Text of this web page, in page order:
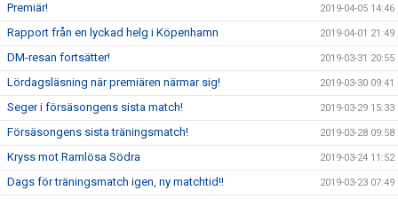
Premiär! 2019-04-05 14:46
Rapport från en lyckad helg i Köpenhamn 2019-04-01 21:49
DM-resan fortsätter! 2019-03-31 20:55
Lördagsläsning när premiären närmar sig! 2019-03-30 09:41
Seger i försäsongens sista match! 2019-03-29 15:33
Försäsongens sista träningsmatch! 2019-03-28 09:58
Kryss mot Ramlösa Södra 2019-03-24 11:52
Dags för träningsmatch igen, ny matchtid!! 2019-03-23 07:49